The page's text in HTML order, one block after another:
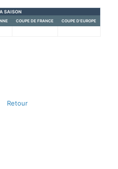
SAISON
COUPE DE FRANCE COUPE D'EUROPE
Retour